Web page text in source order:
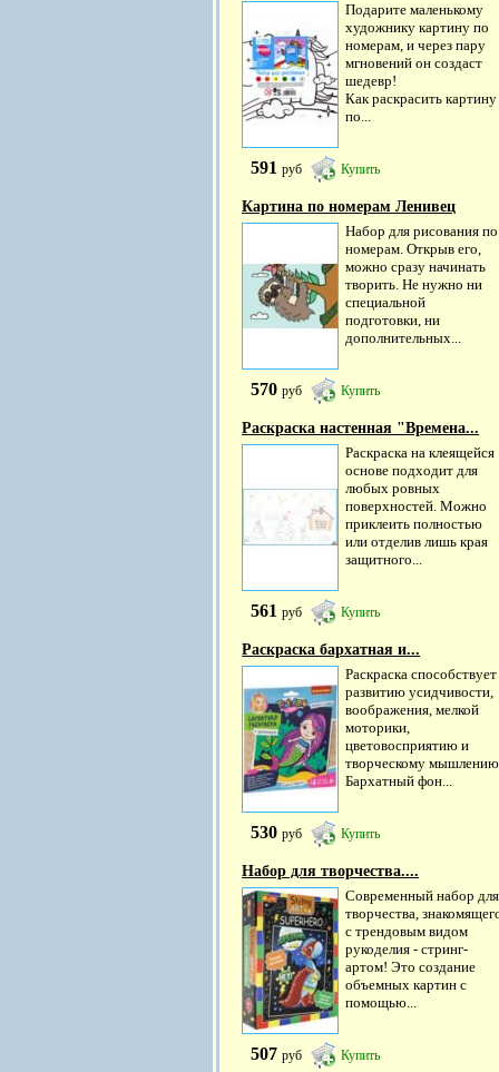
Подарите маленькому
художнику картину по
номерам, и через пару
мгновений он создаст
шедевр!
Как раскрасить картину
по...
591 руб Купить
Картина по номерам Ленивец
Набор для рисования по
номерам. Открыв его,
можно сразу начинать
творить. Не нужно ни
специальной
подготовки, ни
дополнительных...
570 руб Купить
Раскраска настенная "Времена...
Раскраска на клеящейся
основе подходит для
любых ровных
поверхностей. Можно
приклеить полностью
или отделив лишь края
защитного...
561 руб Купить
Раскраска бархатная и...
Раскраска способствует
развитию усидчивости,
воображения, мелкой
моторики,
цветовосприятию и
творческому
Бархатный фон...
530 руб Купить
Набор для творчества....
Современный набор для
творчества,
с трендовым видом
рукоделия - стринг-
артом! Это создание
объемных картин с
помощью...
507 руб Купить